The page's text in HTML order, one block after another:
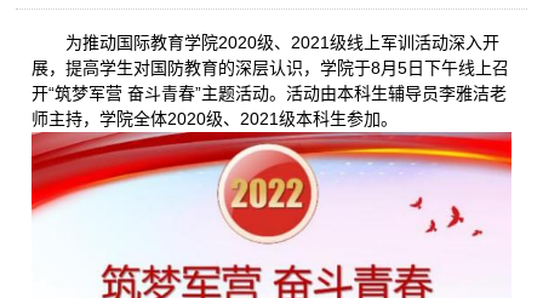
为推动国际教育学院2020级、2021级线上军训活动深入开
展，提高学生对国防教育的深层认识，学院于8月5日下午线上召
开“筑梦军营 奋斗青春”主题活动。活动由本科生辅导员李雅洁老
师主持，学院全体2020级、2021级本科生参加。